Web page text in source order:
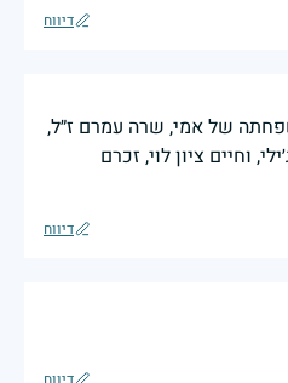
דיווח
של אמי, שרה עמרם ז״ל,
וחיים ציון לוי, זכרם
דיווח